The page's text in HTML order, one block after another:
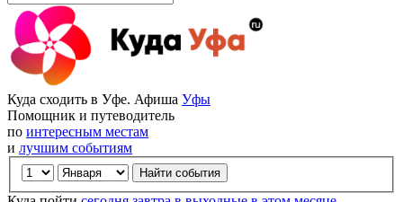
Куда сходить в Уфе. Афиша Уфы
Помощник и путеводитель
по интересным местам
и лучшим событиям